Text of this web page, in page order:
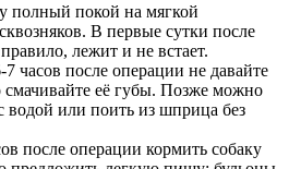
полный покой на мягкой
В первые сутки после
лежит и не встает.
часов после операции не давайте
смачивайте её губы. Позже можно
водой или поить из шприца без
после операции кормить собаку